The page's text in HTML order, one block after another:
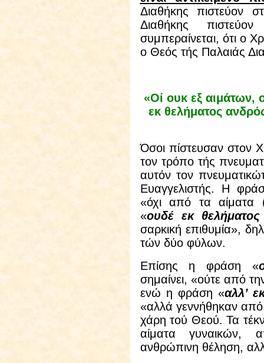
Διαθήκης πιστεύον
Διαθήκης
συμπεραίνεται, ότι ο
ο Θεός τής Παλαιάς
«Οί ουκ εξ αιμάτων,
εκ θελήματος
Όσοι πίστευσαν στον
τον τρόπο τής
αυτόν τον
Ευαγγελιστής. Η
«όχι από τα αίματα
«ουδέ εκ
σαρκική επιθυμία»,
τών δύο φύλων.
Επίσης η φράση «
σημαίνει, «ούτε από
ενώ η φράση «αλλ’
«αλλά γεννήθηκαν
χάρη τού Θεού. Τα
αίματα γυναικών,
ανθρώπινη θέληση,